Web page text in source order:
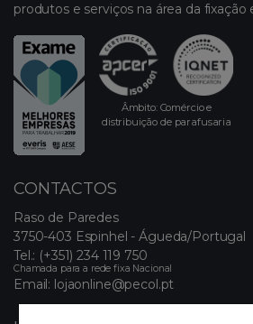
produtos e serviços na área da
Âmbito: Comércio e
distribuição de parafusaria
CONTACTOS
Raso de Paredes
3750-403 Espinhel - Águeda/Portugal
Tel.: (+351) 234 119 750
Chamada para a rede fixa Nacional
Email: lojaonline@pecol.pt